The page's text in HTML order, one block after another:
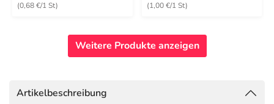
(0,68 €/1 St) (1,00 €/1 St)
Weitere Produkte anzeigen
Artikelbeschreibung